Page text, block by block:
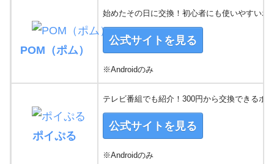
POM（ポム）
始めたその日に交換！初心者にも使いやすいポ
公式サイトを見る
※Androidのみ
ポイぷる
テレビ番組でも紹介！300円から交換できるポ
公式サイトを見る
※Androidのみ